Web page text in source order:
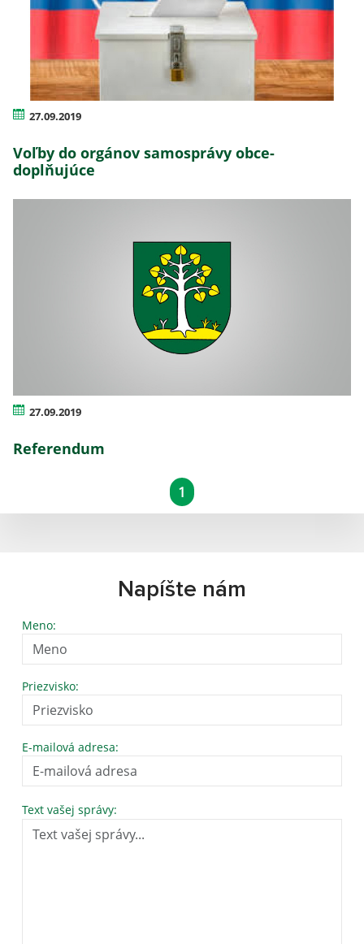
27.09.2019
Voľby do orgánov samosprávy obce-
doplňujúce
27.09.2019
Referendum
1
Napíšte nám
Meno:
Priezvisko:
E-mailová adresa:
Text vašej správy: